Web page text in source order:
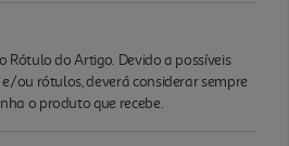
do Artigo. Devido a possíveis
ou rótulos, deverá considerar sempre
o produto que recebe.